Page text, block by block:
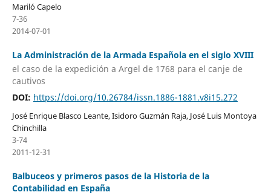
Mariló Capelo
7-36
2014-07-01
La Administración de la Armada Española en el siglo XVIII
el caso de la expedición a Argel de 1768 para el canje de
cautivos
DOI: https://doi.org/10.26784/issn.1886-1881.v8i15.272
José Enrique Blasco Leante, Isidoro Guzmán Raja, José Luis Montoya
Chinchilla
3-74
2011-12-31
Balbuceos y primeros pasos de la Historia de la
Contabilidad en España